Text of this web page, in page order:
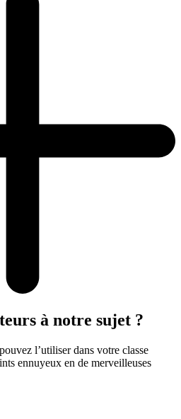
à notre sujet ?
l’utiliser dans votre classe
ennuyeux en de merveilleuses